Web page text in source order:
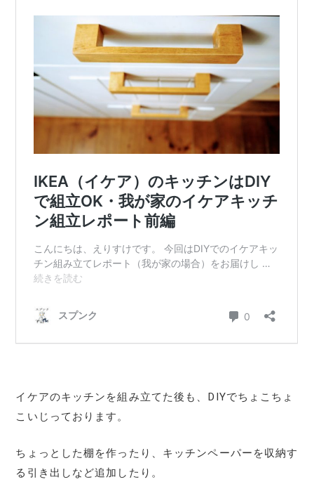
イケアのキッチンを組み立てた後も、DIYでちょこちょ
こいじっております。
ちょっとした棚を作ったり、キッチンペーパーを収納す
る引き出しなど追加したり。